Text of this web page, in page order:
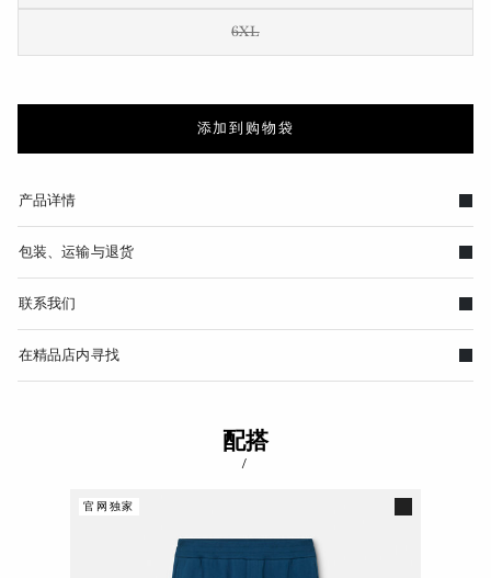
6XL
添加到购物袋
产品详情
包装、运输与退货
联系我们
在精品店内寻找
配搭
/
官网独家